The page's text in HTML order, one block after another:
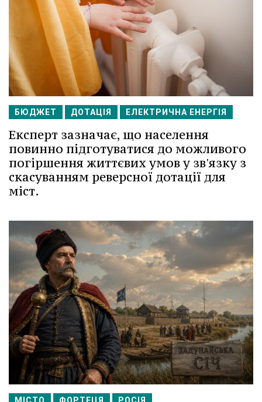
БЮДЖЕТ ДОТАЦІЯ ЕЛЕКТРИЧНА ЕНЕРГІЯ
Експерт зазначає, що населення
повинно підготуватися до можливого
погіршення життєвих умов у зв'язку з
скасуванням реверсної дотації для
міст.
МІСТО ФОРТЕЦЯ РОСІЯ